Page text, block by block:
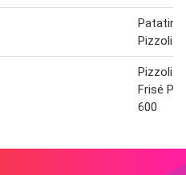
Patatine
Pizzoli
Pizzoli
Frisé
600